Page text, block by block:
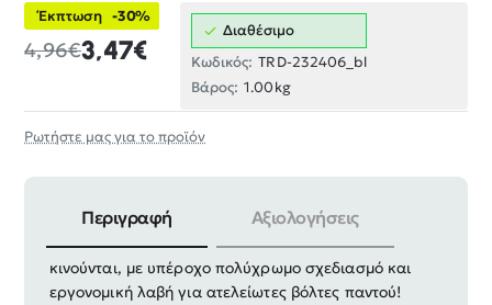
Έκπτωση -30%
3,47€
4,96€
Διαθέσιμο
Κωδικός: TRD-232406_bl
Βάρος: 1.00kg
Ρωτήστε μας για το προϊόν
Περιγραφή Αξιολογήσεις
Συρόμενο παιχνίδι Δεινόσαυρος με φτερά που
κινούνται, με υπέροχο πολύχρωμο σχεδιασμό και
εργονομική λαβή για ατελείωτες βόλτες παντού!